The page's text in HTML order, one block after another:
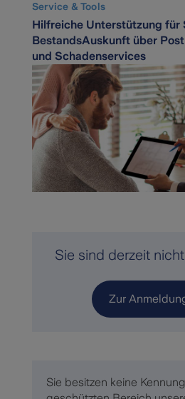
Service & Tools
Hilfreiche Unterstützung für
BestandsAuskunft über
und Schadenservices
Sie sind derzeit
Zur
Sie besitzen keine